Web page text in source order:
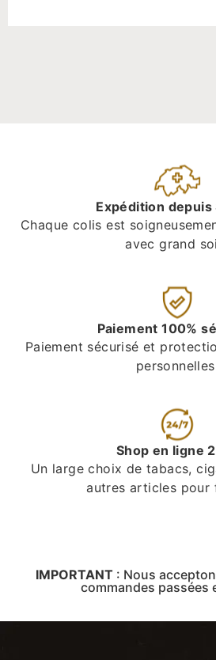
Expédition depuis
Chaque colis est
avec grand
Paiement 100%
Paiement sécurisé et
Shop en ligne
Un large choix de tabacs,
autres articles pour
IMPORTANT : Nous
commandes passées